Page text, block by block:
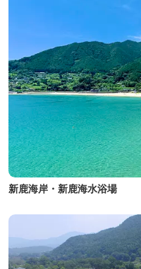
新鹿海岸・新鹿海水浴場